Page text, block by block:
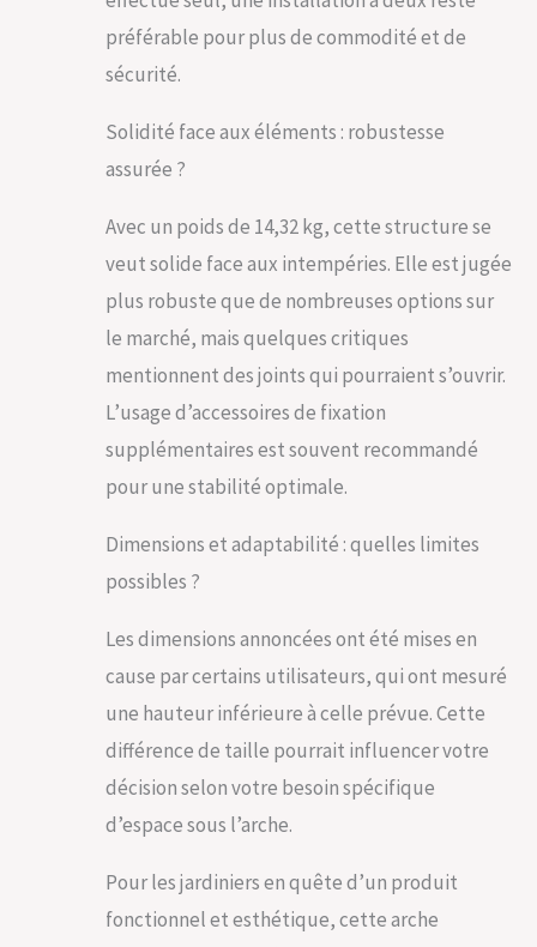
robustesse du
produit, ses
maximale de 180 cm,
cm QUALITE : Nos
produits résistent
saisons et restent
en place malgré le
au revêtement
époxy Accessoires
séparément
Montage :
emboîtage. Un gain
de temps ! Notice de
emboitage, sans
visserie Tube carré
section 20x20mm
Fabrication française
- Produit Louis
Moulin Notice de
montage fournie
<b>Dimensions</b>:
180 x 220 cm
préférable pour plus de commodité et de
sécurité.
Solidité face aux éléments : robustesse
assurée ?
Avec un poids de 14,32 kg, cette structure se
veut solide face aux intempéries. Elle est jugée
plus robuste que de nombreuses options sur
le marché, mais quelques critiques
mentionnent des joints qui pourraient s’ouvrir.
L’usage d’accessoires de fixation
supplémentaires est souvent recommandé
pour une stabilité optimale.
Dimensions et adaptabilité : quelles limites
possibles ?
Les dimensions annoncées ont été mises en
cause par certains utilisateurs, qui ont mesuré
une hauteur inférieure à celle prévue. Cette
différence de taille pourrait influencer votre
décision selon votre besoin spécifique
d’espace sous l’arche.
Pour les jardiniers en quête d’un produit
fonctionnel et esthétique, cette arche